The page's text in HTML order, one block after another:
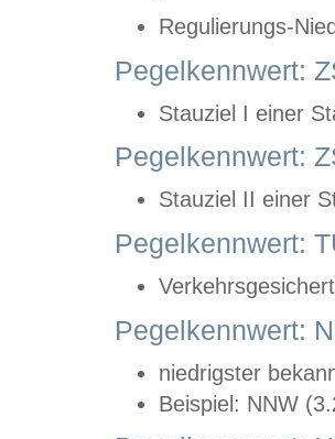
Regulierungs-
Pegelkennwert:
Stauziel I einer
Pegelkennwert:
Stauziel II einer
Pegelkennwert:
Pegelkennwert:
niedrigster
Beispiel: NNW